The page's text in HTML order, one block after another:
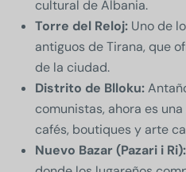
cultural de Albania.
Torre del Reloj: Uno de
antiguos de Tirana, que
de la ciudad.
Distrito de Blloku:
comunistas, ahora es
cafés, boutiques y arte
Nuevo Bazar (Pazari i Ri):